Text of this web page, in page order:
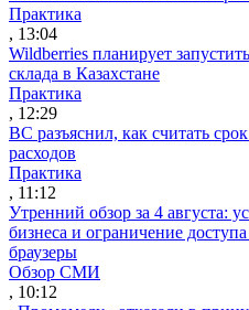
Практика
, 13:04
Wildberries планирует
склада в Казахстане
Практика
, 12:29
ВС разъяснил, как считать
расходов
Практика
, 11:12
Утренний обзор за 4 августа:
бизнеса и ограничение
браузеры
Обзор СМИ
, 10:12